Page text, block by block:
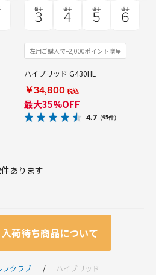
左用ご購入で+2,000ポイント贈呈
ハイブリッド G430HL
￥34,800 税込
最大35%OFF
4.7 （95件）
件あります
荷待ち商品について
フクラブ ハイブリッド